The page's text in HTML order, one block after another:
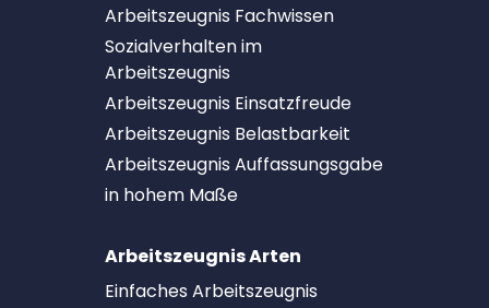
Arbeitszeugnis Fachwissen
Sozialverhalten im
Arbeitszeugnis
Arbeitszeugnis Einsatzfreude
Arbeitszeugnis Belastbarkeit
Arbeitszeugnis Auffassungsgabe
in hohem Maße
Arbeitszeugnis Arten
Einfaches Arbeitszeugnis